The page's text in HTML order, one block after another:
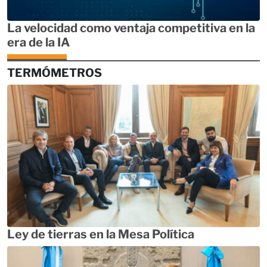
La velocidad como ventaja competitiva en la
era de la IA
TERMÓMETROS
Ley de tierras en la Mesa Política